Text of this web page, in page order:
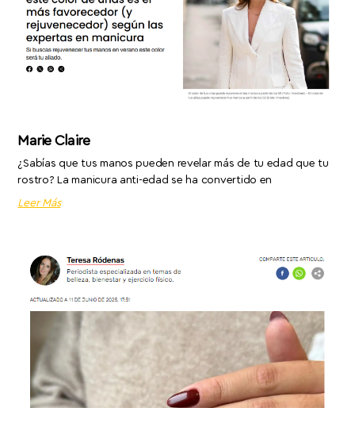
Marie Claire
¿Sabías que tus manos pueden revelar más de tu edad que tu
rostro? La manicura anti-edad se ha convertido en
Leer Más